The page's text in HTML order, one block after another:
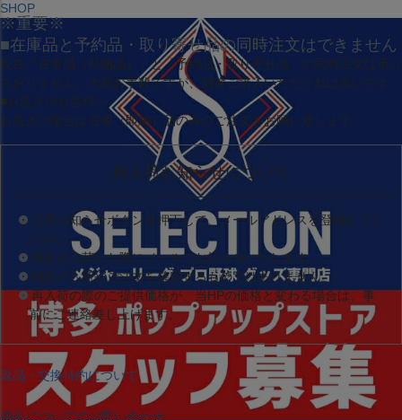
SHOP
※重要※
■在庫品と予約品・取り寄せ品の同時注文はできません
現在 「在庫品（即納品）」と「予約品・取り寄せ品」 の同時注文は承っ
ておりません。大変お手数ですが、別途ご購入いただければ幸いです。
■お急ぎのお客様へ
お急ぎの場合は 在庫（即納）品のみのご注文をお願い致します。
再入荷お知らせについて
入荷お知らせボタンを押下して、メールアドレスを登録してく
ださい。
商品が入荷した際にメールでお知らせいたします。
商品の入荷やご注文を確定するものではありません。
再入荷の際のご提供価格が、当HPの価格と変わる場合は、事
前にご連絡差し上げます。
返品・交換特約について
商品についてのお問い合わせ